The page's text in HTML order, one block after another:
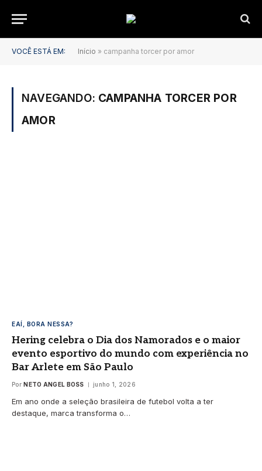
VOCÊ ESTÁ EM: Início » campanha torcer por amor
NAVEGANDO: CAMPANHA TORCER POR
AMOR
EAÍ, BORA NESSA?
Hering celebra o Dia dos Namorados e o maior
evento esportivo do mundo com experiência no
Bar Arlete em São Paulo
Por NETO ANGEL BOSS junho 1, 2026
Em ano onde a seleção brasileira de futebol volta a ter
destaque, marca transforma o…